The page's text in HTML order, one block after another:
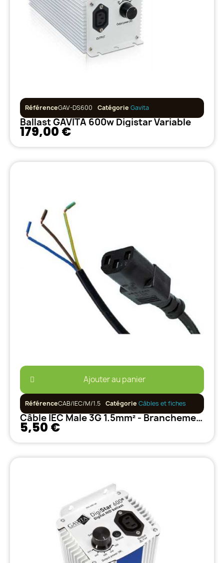
RéférenceGAV-DS600 Catégorie Gavita
Ballast GAVITA 600w Digistar Variable
179,00 €
Ajouter au panier
RéférenceCAB/IEC/M/1.5 Catégorie Câbles et fiches
Câble IEC Male 3G 1.5mm² - Branchement Ballasts Electroniques
5,50 €